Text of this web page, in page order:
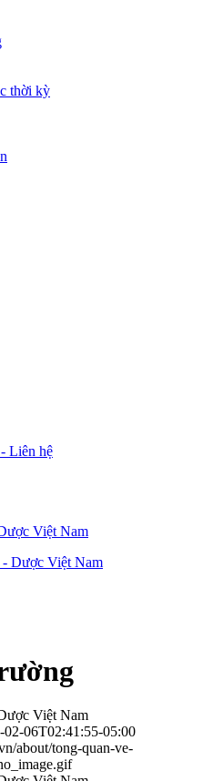
thời kỳ
Liên hệ
Việt Nam
Việt Nam
02-06T02:41:55-05:00
about/tong-quan-ve-